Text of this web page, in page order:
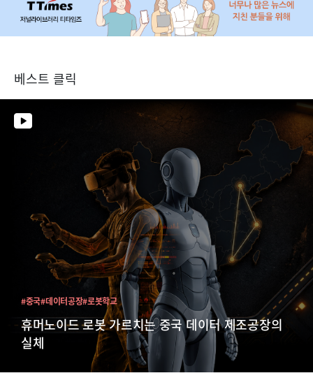
베스트 클릭
휴머노이드 로봇 가르치는 중국 데이터 제조공장의
실체
#중국#데이터공장#로봇학교